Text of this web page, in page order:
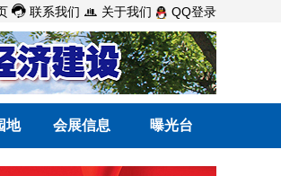
 联系我们  关于我们 QQ登录
地 会展信息 曝光台